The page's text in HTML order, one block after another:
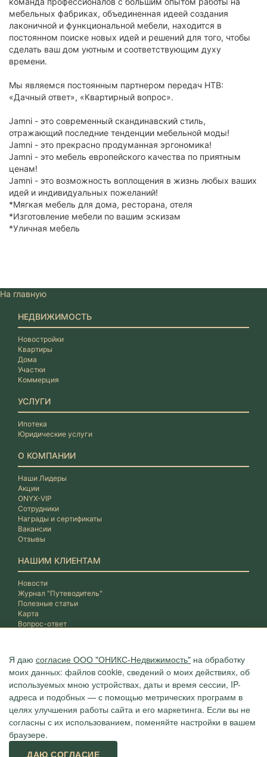
мебельных фабриках, объединенная идеей создания
лаконичной и функциональной мебели, находится в
постоянном поиске новых идей и решений для того, чтобы
сделать ваш дом уютным и соответствующим духу
времени.
Мы являемся постоянным партнером передач НТВ:
«Дачный ответ», «Квартирный вопрос».
Jamni - это современный скандинавский стиль,
отражающий последние тенденции мебельной моды!
Jamni - это прекрасно продуманная эргономика!
Jamni - это мебель европейского качества по приятным
ценам!
Jamni - это возможность воплощения в жизнь любых ваших
идей и индивидуальных пожеланий!
*Мягкая мебель для дома, ресторана, отеля
*Изготовление мебели по вашим эскизам
*Уличная мебель
Я даю согласие ООО "ОНИКС-Недвижимость" на обработку
моих данных: файлов cookie, сведений о моих действиях, об
используемых мною устройствах, даты и время сессии, IP-
адреса и подобных — с помощью метрических программ в
целях улучшения работы сайта и его маркетинга. Если вы не
согласны с их использованием, поменяйте настройки в вашем
браузере.
ДАЮ СОГЛАСИЕ
На главную
НЕДВИЖИМОСТЬ
Новостройки
Квартиры
Дома
Участки
Коммерция
УСЛУГИ
Ипотека
Юридические услуги
О КОМПАНИИ
Наши Лидеры
Акции
ONYX-VIP
Сотрудники
Награды и сертификаты
Вакансии
Отзывы
НАШИМ КЛИЕНТАМ
Новости
Журнал "Путеводитель"
Полезные статьи
Карта
Вопрос-ответ